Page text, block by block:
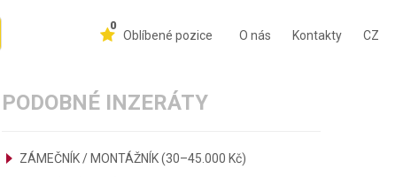
0
Oblíbené pozice O nás Kontakty CZ
PODOBNÉ INZERÁTY
ZÁMEČNÍK / MONTÁŽNÍK (30–45.000 Kč)